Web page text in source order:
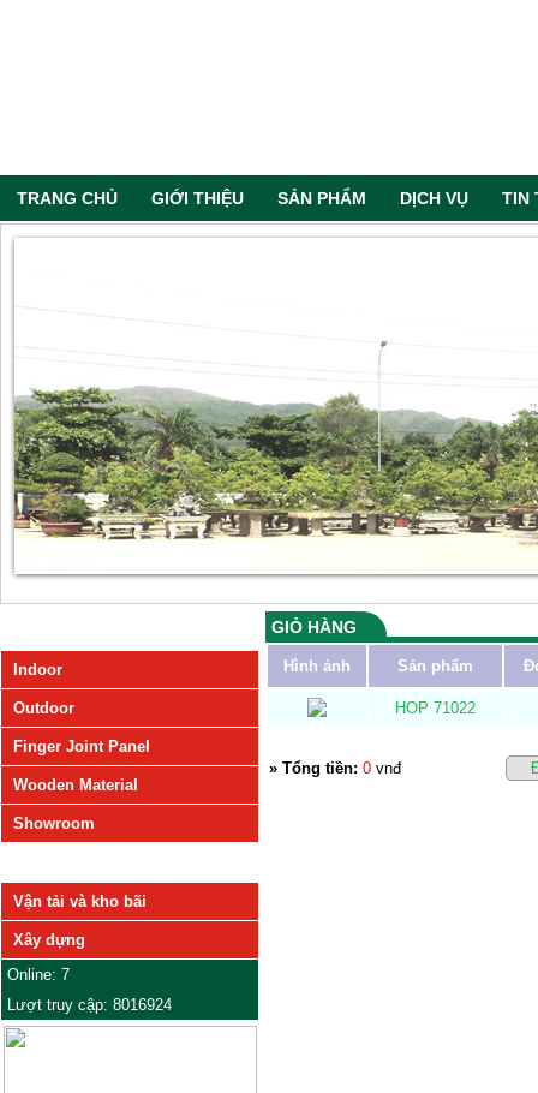
TRANG CHỦ GIỚI THIỆU SẢN PHẨM DỊCH VỤ TIN
Indoor
Outdoor
Finger Joint Panel
Wooden Material
Showroom
Vận tải và kho bãi
Xây dựng
Online: 7
Lượt truy cập: 8016924
GIỎ HÀNG
Hình ảnh Sản phẩm
HOP 71022
» Tổng tiền: 0 vnđ